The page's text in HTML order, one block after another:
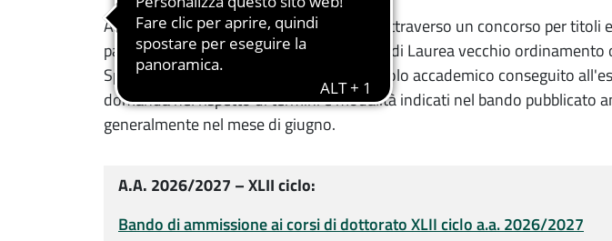
Al corso di dottorato di ricerca si accede attraverso un concorso per titoli
partecipare chi ha conseguito un Diploma di Laurea vecchio ordinamento
Specialistica o Magistrale o un analogo titolo accademico conseguito
domanda nel rispetto di termini e modalità indicati nel bando pubblicato
generalmente nel mese di giugno.
A.A. 2026/2027 – XLII ciclo:
Bando di ammissione ai corsi di dottorato XLII ciclo a.a. 2026/2027